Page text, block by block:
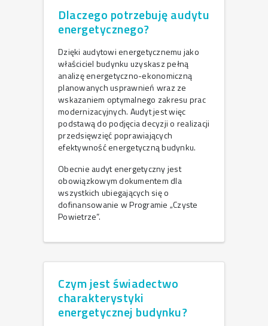
Dlaczego potrzebuję audytu
energetycznego?
Dzięki audytowi energetycznemu jako
właściciel budynku uzyskasz pełną
analizę energetyczno-ekonomiczną
planowanych usprawnień wraz ze
wskazaniem optymalnego zakresu prac
modernizacyjnych. Audyt jest więc
podstawą do podjęcia decyzji o realizacji
przedsięwzięć poprawiających
efektywność energetyczną budynku.
Obecnie audyt energetyczny jest
obowiązkowym dokumentem dla
wszystkich ubiegających się o
dofinansowanie w Programie „Czyste
Powietrze”.
Czym jest świadectwo
charakterystyki
energetycznej budynku?